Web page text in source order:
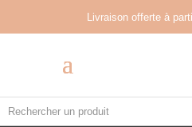
Livraison offerte à